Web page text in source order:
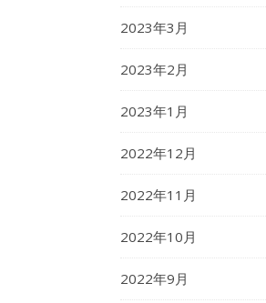
2023年3月
2023年2月
2023年1月
2022年12月
2022年11月
2022年10月
2022年9月